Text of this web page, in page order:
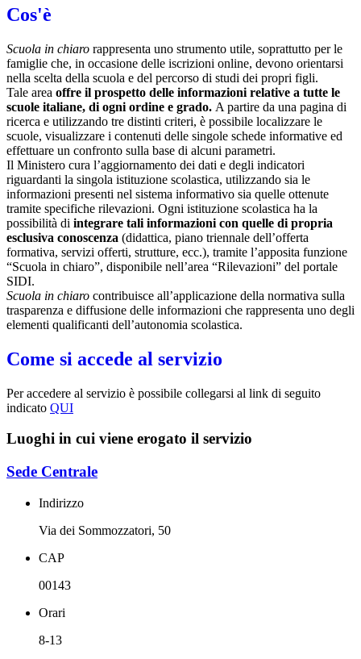
Cos'è
Scuola in chiaro rappresenta uno strumento utile, soprattutto per le
famiglie che, in occasione delle iscrizioni online, devono orientarsi
nella scelta della scuola e del percorso di studi dei propri figli.
Tale area offre il prospetto delle informazioni relative a tutte le
scuole italiane, di ogni ordine e grado. A partire da una pagina di
ricerca e utilizzando tre distinti criteri, è possibile localizzare le
scuole, visualizzare i contenuti delle singole schede informative ed
effettuare un confronto sulla base di alcuni parametri.
Il Ministero cura l’aggiornamento dei dati e degli indicatori
riguardanti la singola istituzione scolastica, utilizzando sia le
informazioni presenti nel sistema informativo sia quelle ottenute
tramite specifiche rilevazioni. Ogni istituzione scolastica ha la
possibilità di integrare tali informazioni con quelle di propria
esclusiva conoscenza (didattica, piano triennale dell’offerta
formativa, servizi offerti, strutture, ecc.), tramite l’apposita funzione
“Scuola in chiaro”, disponibile nell’area “Rilevazioni” del portale
SIDI.
Scuola in chiaro contribuisce all’applicazione della normativa sulla
trasparenza e diffusione delle informazioni che rappresenta uno degli
elementi qualificanti dell’autonomia scolastica.
Come si accede al servizio
Per accedere al servizio è possibile collegarsi al link di seguito
indicato QUI
Luoghi in cui viene erogato il servizio
Sede Centrale
Indirizzo
Via dei Sommozzatori, 50
CAP
00143
Orari
8-13